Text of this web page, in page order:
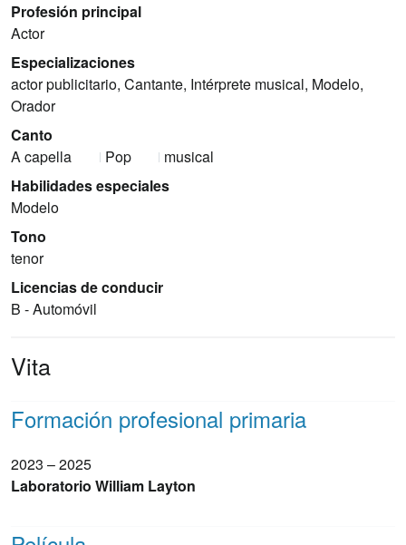
Profesión principal
Actor
Especializaciones
actor publicitario, Cantante, Intérprete musical, Modelo,
Orador
Canto
A capella
Pop
musical
Habilidades especiales
Modelo
Tono
tenor
Licencias de conducir
B - Automóvil
Vita
Formación profesional primaria
2023 – 2025
Laboratorio William Layton